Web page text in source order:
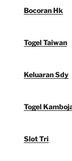
Bocoran Hk
Togel Taiwan
Keluaran Sdy
Togel
Slot Tri